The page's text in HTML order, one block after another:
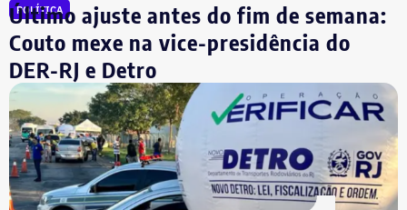
Ele incentivava um dos enteados a se
jogar de terraço para ‘encontrar
Papai do Céu’
Um dos pontos mais relevantes foi a condenação por
instigação ao suicídio de uma das vítimas. De acordo
com a 1ª Promotoria de Justiça que atua junto à 4ª Vara
Criminal de São Gonçalo, o ex-padre colocava um dos
POLÍTICA
Último ajuste antes do fim de semana:
Couto mexe na vice-presidência do
DER-RJ e Detro